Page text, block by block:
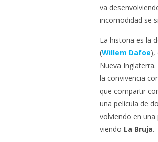
va
incomodidad se
La historia es la
(Willem Dafoe),
Nueva
la convivencia
que compartir
una película de
volviendo en
viendo La Bruja.